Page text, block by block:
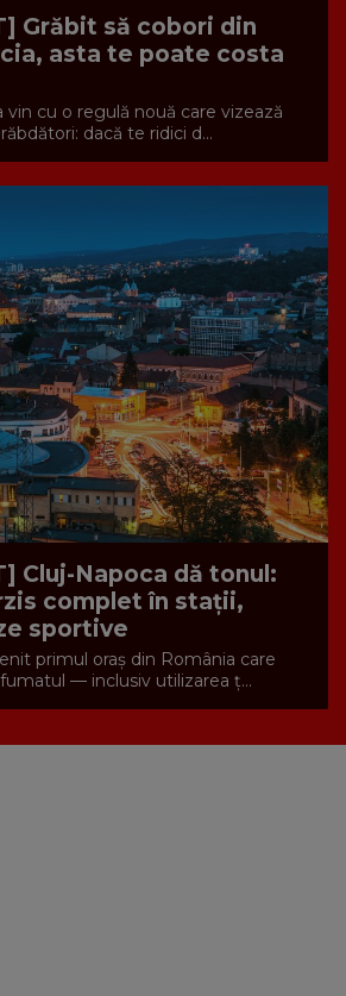
Grăbit să cobori din
asta te poate costa
vin cu o regulă nouă care vizează
dacă te ridici d...
Cluj-Napoca dă tonul:
complet în stații,
sportive
primul oraș din România care
— inclusiv utilizarea ț...